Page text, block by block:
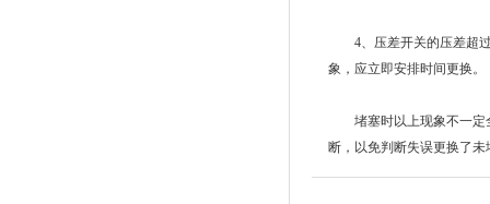
4、压差开关的压差超过
象，应立即安排时间更换。
堵塞时以上现象不一定全
断，以免判断失误更换了